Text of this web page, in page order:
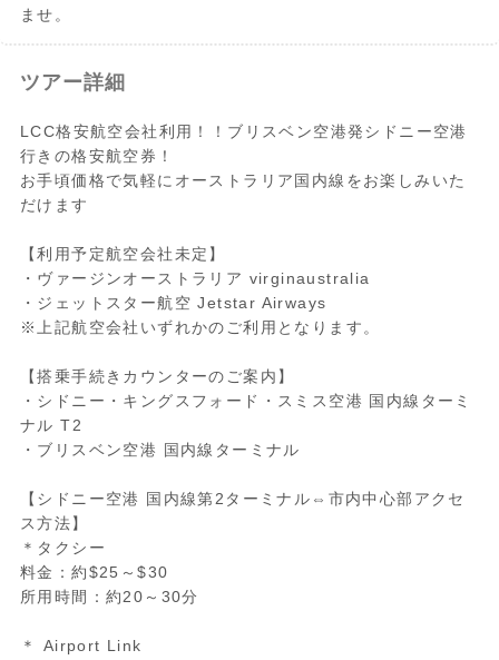
ませ。
ツアー詳細
LCC格安航空会社利用！！ブリスベン空港発シドニー空港
行きの格安航空券！
お手頃価格で気軽にオーストラリア国内線をお楽しみいた
だけます
【利用予定航空会社未定】
・ヴァージンオーストラリア virginaustralia
・ジェットスター航空 Jetstar Airways
※上記航空会社いずれかのご利用となります。
【搭乗手続きカウンターのご案内】
・シドニー・キングスフォード・スミス空港 国内線ターミ
ナル T2
・ブリスベン空港 国内線ターミナル
【シドニー空港 国内線第2ターミナル⇔市内中心部アクセ
ス方法】
＊タクシー
料金：約$25～$30
所用時間：約20～30分
＊ Airport Link